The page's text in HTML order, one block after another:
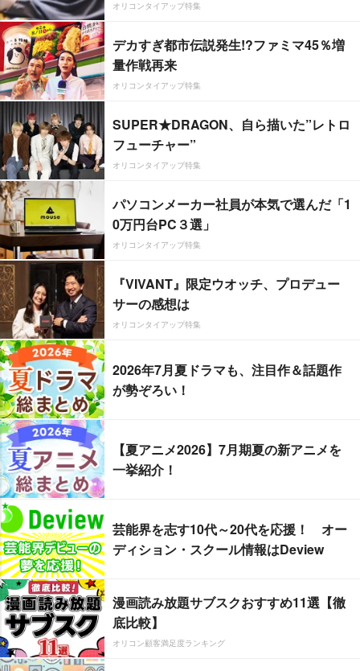
オリコンタイアップ特集
デカすぎ都市伝説発生!?ファミマ45％増
量作戦再来
オリコンタイアップ特集
SUPER★DRAGON、自ら描いた”レトロ
フューチャー”
オリコンタイアップ特集
パソコンメーカー社員が本気で選んだ「1
0万円台PC３選」
オリコンタイアップ特集
『VIVANT』限定ウオッチ、プロデュー
サーの感想は
オリコンタイアップ特集
2026年7月夏ドラマも、注目作＆話題作
が勢ぞろい！
【夏アニメ2026】7月期夏の新アニメを
一挙紹介！
芸能界を志す10代～20代を応援！ オー
ディション・スクール情報はDeview
漫画読み放題サブスクおすすめ11選【徹
底比較】
オリコン顧客満足度ランキング